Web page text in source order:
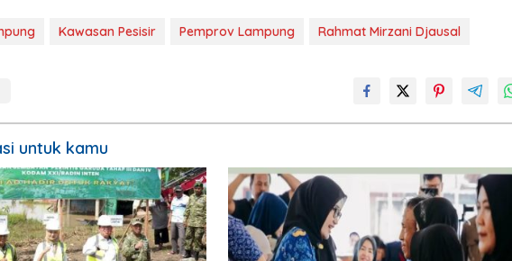
Kawasan Pesisir Pemprov Lampung Rahmat Mirzani Djausal
untuk kamu